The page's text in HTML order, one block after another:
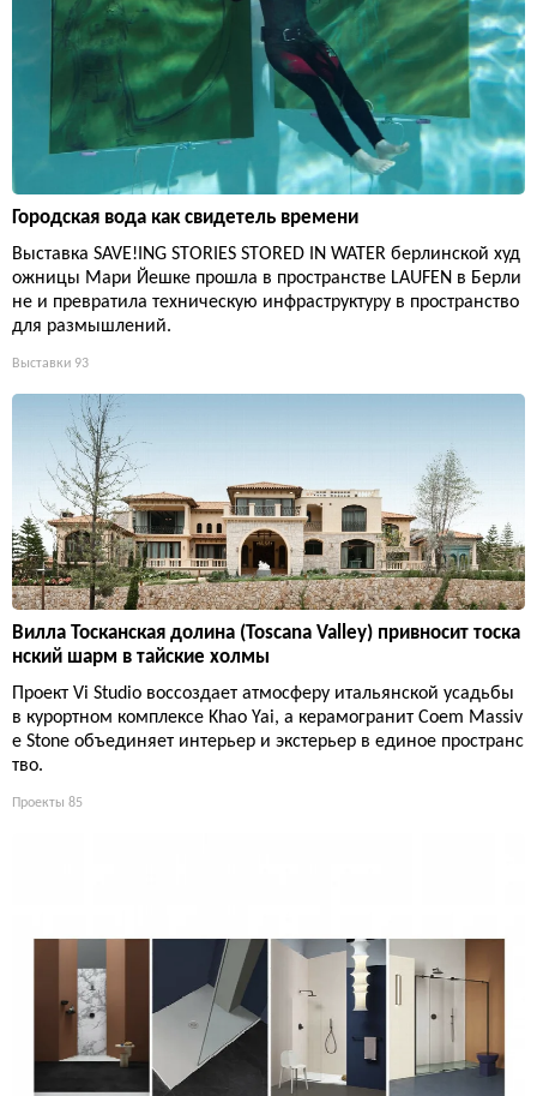
Городская вода как свидетель времени
Выставка SAVE!ING STORIES STORED IN WATER берлинской худ
ожницы Мари Йешке прошла в пространстве LAUFEN в Берли
не и превратила техническую инфраструктуру в пространство
для размышлений.
Выставки 93
Вилла Тосканская долина (Toscana Valley) привносит тоска
нский шарм в тайские холмы
Проект Vi Studio воссоздает атмосферу итальянской усадьбы
в курортном комплексе Khao Yai, а керамогранит Coem Massiv
e Stone объединяет интерьер и экстерьер в единое пространс
тво.
Проекты 85